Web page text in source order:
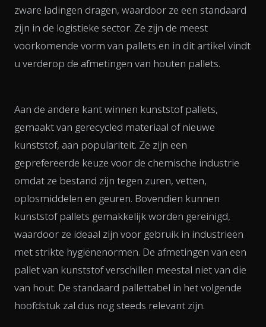
zware ladingen dragen, waardoor ze een standaard
zijn in de logistieke sector. Ze zijn de meest
voorkomende vorm van pallets en in dit artikel vindt
u verderop de afmetingen van houten pallets.
Aan de andere kant winnen kunststof pallets,
gemaakt van gerecycled materiaal of nieuwe
kunststof, aan populariteit. Ze zijn een
geprefereerde keuze voor de chemische industrie
omdat ze bestand zijn tegen zuren, vetten,
oplosmiddelen en geuren. Bovendien kunnen
kunststof pallets gemakkelijk worden gereinigd,
waardoor ze ideaal zijn voor gebruik in industrieën
met strikte hygiënenormen. De afmetingen van een
pallet van kunststof verschillen meestal niet van die
van hout. De standaard pallettabel in het volgende
hoofdstuk zal dus nog steeds relevant zijn.